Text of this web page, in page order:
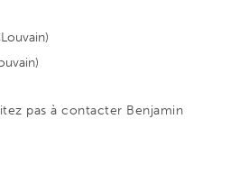
pas à contacter Benjamin